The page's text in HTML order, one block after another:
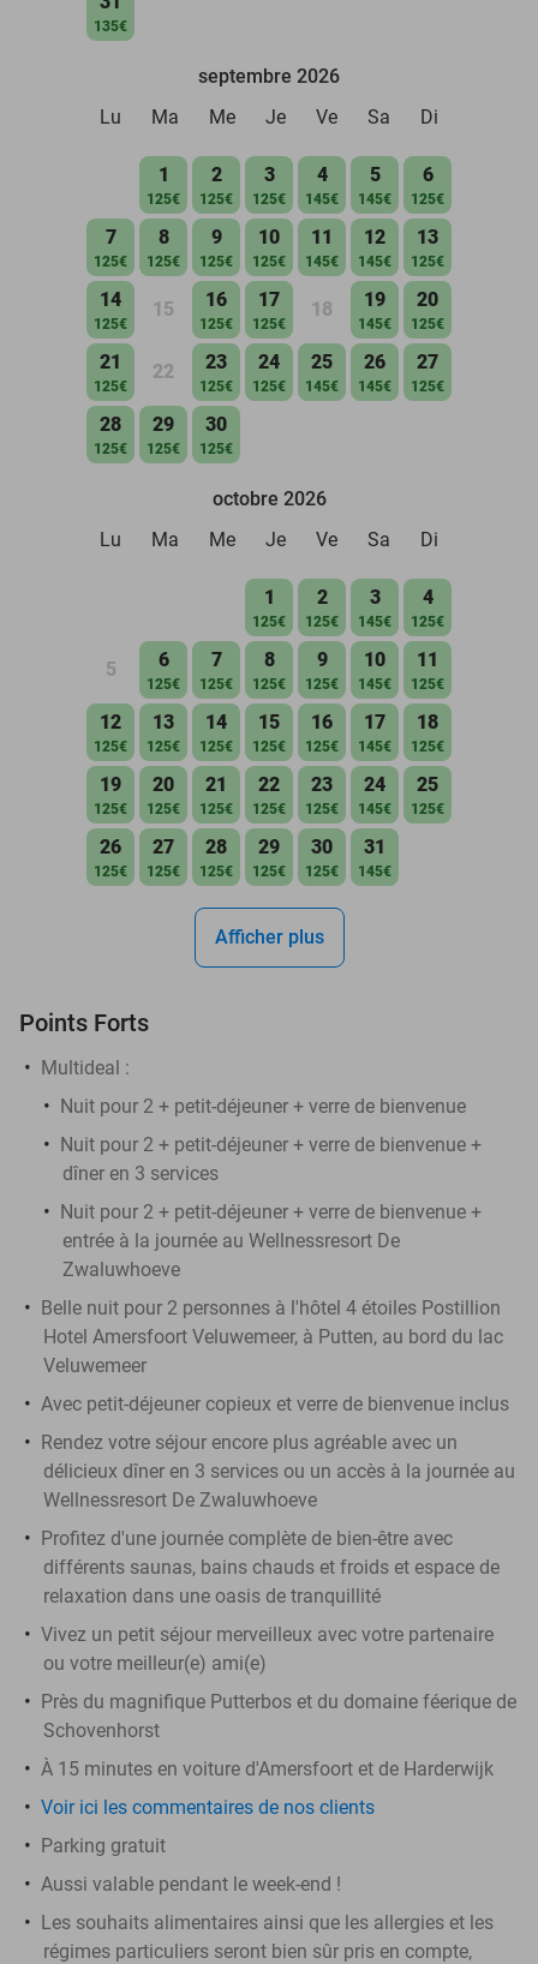
135€
septembre 2026
Lu
Ma Me Je Ve Sa Di
1
125€
2
125€
3
125€
4
145€
5
145€
6
125€
7
125€
8
125€
9
125€
10
125€
11
145€
12
145€
13
125€
14
125€
15 16
125€
17
125€
18 19
145€
20
125€
21
125€
22 23
125€
24
125€
25
145€
26
145€
27
125€
28
125€
29
125€
30
125€
octobre 2026
Lu
Ma Me Je Ve Sa Di
1
125€
2
125€
3
145€
4
125€
5 6
125€
7
125€
8
125€
9
125€
10
145€
11
125€
12
125€
13
125€
14
125€
15
125€
16
125€
17
145€
18
125€
19
125€
20
125€
21
125€
22
125€
23
125€
24
145€
25
125€
26
125€
27
125€
28
125€
29
125€
30
125€
31
145€
Afficher plus
Points Forts
Multideal :
Nuit pour 2 + petit-déjeuner + verre de bienvenue
Nuit pour 2 + petit-déjeuner + verre de bienvenue +
dîner en 3 services
Nuit pour 2 + petit-déjeuner + verre de bienvenue +
entrée à la journée au Wellnessresort De
Zwaluwhoeve
Belle nuit pour 2 personnes à l'hôtel 4 étoiles Postillion
Hotel Amersfoort Veluwemeer, à Putten, au bord du lac
Veluwemeer
Avec petit-déjeuner copieux et verre de bienvenue inclus
Rendez votre séjour encore plus agréable avec un
délicieux dîner en 3 services ou un accès à la journée au
Wellnessresort De Zwaluwhoeve
Profitez d'une journée complète de bien-être avec
différents saunas, bains chauds et froids et espace de
relaxation dans une oasis de tranquillité
Vivez un petit séjour merveilleux avec votre partenaire
ou votre meilleur(e) ami(e)
Près du magnifique Putterbos et du domaine féerique de
Schovenhorst
À 15 minutes en voiture d'Amersfoort et de Harderwijk
Voir ici les commentaires de nos clients
Parking gratuit
Aussi valable pendant le week-end !
Les souhaits alimentaires ainsi que les allergies et les
régimes particuliers seront bien sûr pris en compte,